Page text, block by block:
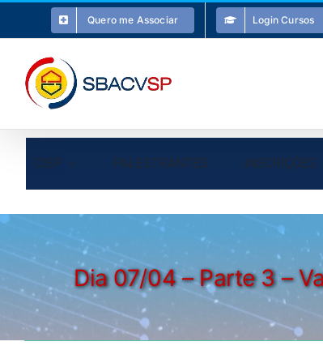
o
conteúdo
Quero me Associar Login Cursos
CISP PALESTRANTES INSCRIÇÕES
Dia 07/04 – Parte 3 –